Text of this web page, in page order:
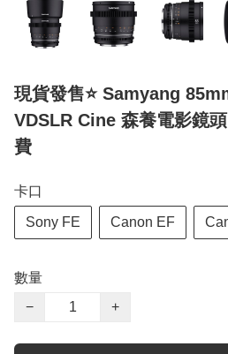
現貨發售⭐️ Samyang
VDSLR Cine 森養電影鏡
費
卡口
Sony FE Canon EF
數量
−
+